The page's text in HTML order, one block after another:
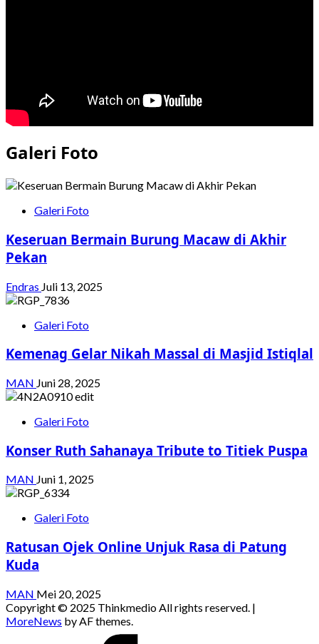
Galeri Foto
Galeri Foto
Keseruan Bermain Burung Macaw di Akhir
Pekan
Endras Juli 13, 2025
Galeri Foto
Kemenag Gelar Nikah Massal di Masjid Istiqlal
MAN Juni 28, 2025
Galeri Foto
Konser Ruth Sahanaya Tribute to Titiek Puspa
MAN Juni 1, 2025
Galeri Foto
Ratusan Ojek Online Unjuk Rasa di Patung
Kuda
MAN Mei 20, 2025
Copyright © 2025 Thinkmedio All rights reserved. |
MoreNews by AF themes.